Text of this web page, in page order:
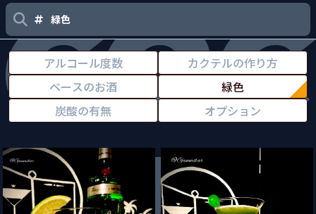
緑色
COC
アルコール度数
カクテルの作り方
ベースのお酒
緑色
炭酸の有無
オプション
Bars Beginner
SHOP
Barを探す
お酒の教室
COCKTAIL